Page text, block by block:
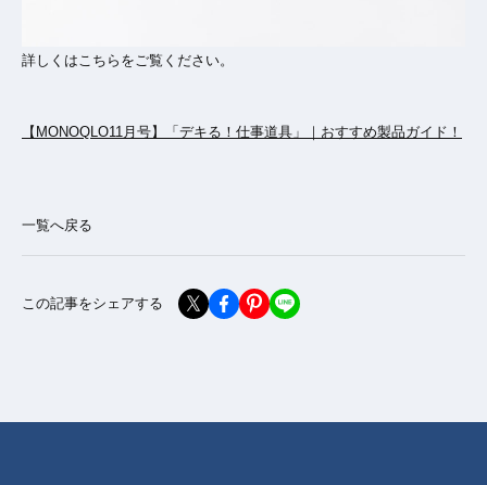
詳しくはこちらをご覧ください。
【MONOQLO11月号】「デキる！仕事道具」｜おすすめ製品ガイド！
一覧へ戻る
この記事をシェアする